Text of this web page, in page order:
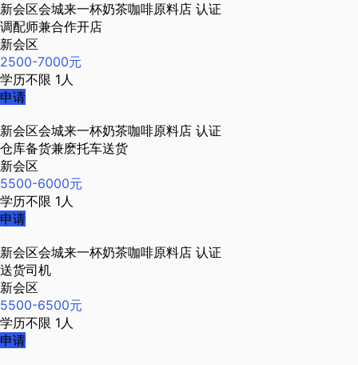
新会区会城来一杯奶茶咖啡原料店 认证
调配师兼合作开店
新会区
2500-7000元
学历不限 1人
申请
新会区会城来一杯奶茶咖啡原料店 认证
仓库备货兼麽托车送货
新会区
5500-6000元
学历不限 1人
申请
新会区会城来一杯奶茶咖啡原料店 认证
送货司机
新会区
5500-6500元
学历不限 1人
申请